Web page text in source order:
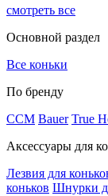
смотреть все
Основной раздел
Все коньки
По бренду
ССМ Bauer True
Аксессуары для
Лезвия для
коньков Шнурки